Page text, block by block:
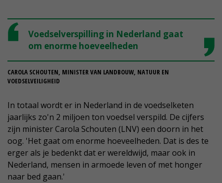
Voedselverspilling in Nederland gaat
om enorme hoeveelheden
CAROLA SCHOUTEN, MINISTER VAN LANDBOUW, NATUUR EN
VOEDSELVEILIGHEID
In totaal wordt er in Nederland in de voedselketen
jaarlijks zo'n 2 miljoen ton voedsel verspild. De cijfers
zijn minister Carola Schouten (LNV) een doorn in het
oog. 'Het gaat om enorme hoeveelheden. Dat is des te
erger als je bedenkt dat er wereldwijd, maar ook in
Nederland, mensen in armoede leven of met honger
naar bed gaan.'